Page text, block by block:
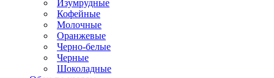
Изумрудные
Кофейные
Молочные
Оранжевые
Черно-белые
Черные
Шоколадные